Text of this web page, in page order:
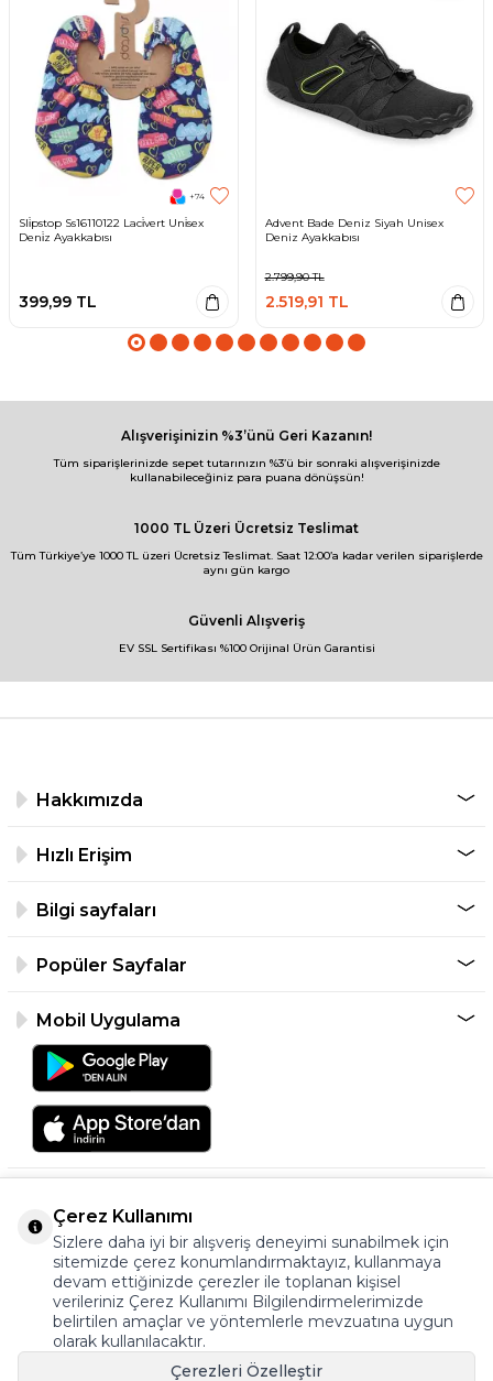
+74
Sli̇pstop Ss16110122 Laci̇vert Uni̇sex
Deni̇z Ayakkabısı
399,99 TL
Advent Bade Deniz Siyah Unisex
Deniz Ayakkabısı
2.799,90TL
2.519,91 TL
Alışverişinizin %3’ünü Geri Kazanın!
Tüm siparişlerinizde sepet tutarınızın %3’ü bir sonraki alışverişinizde
kullanabileceğiniz para puana dönüşsün!
1000 TL Üzeri Ücretsiz Teslimat
Tüm Türkiye’ye 1000 TL üzeri Ücretsiz Teslimat. Saat 12:00’a kadar verilen siparişlerde
aynı gün kargo
Güvenli Alışveriş
EV SSL Sertifikası %100 Orijinal Ürün Garantisi
Hakkımızda
Hızlı Erişim
Bilgi sayfaları
Popüler Sayfalar
Mobil Uygulama
©2026 Tüm Hakkı Saklıdır.
ayakkabıonline.com
Çerez Kullanımı
Sizlere daha iyi bir alışveriş deneyimi sunabilmek için
sitemizde çerez konumlandırmaktayız, kullanmaya
devam ettiğinizde çerezler ile toplanan kişisel
verileriniz Çerez Kullanımı Bilgilendirmelerimizde
belirtilen amaçlar ve yöntemlerle mevzuatına uygun
olarak kullanılacaktır.
Çerezleri Özelleştir